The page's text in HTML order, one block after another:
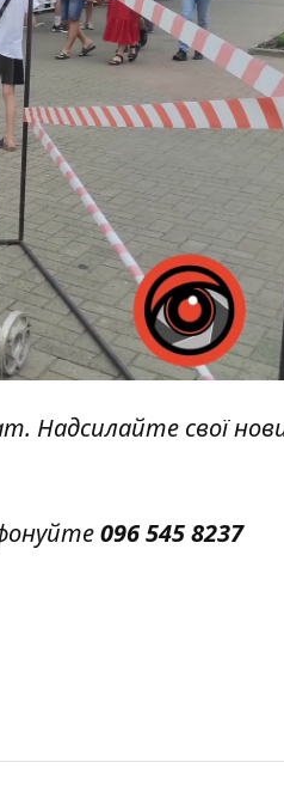
Надсилайте свої
096 545 8237